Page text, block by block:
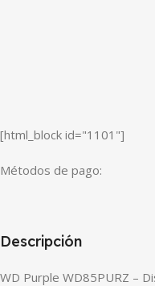
[html_block id="1101"]
Métodos de pago:
Descripción
WD Purple WD85PURZ –